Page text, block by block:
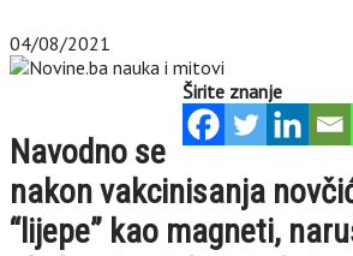
04/08/2021
Širite znanje
Navodno se
nakon vakcinisanja
“lijepe” kao magneti,